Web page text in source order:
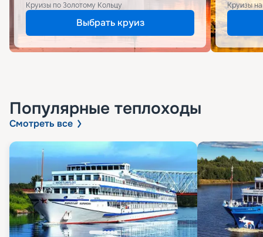
Круизы по Золотому Кольцу
Выбрать круиз
Круизы
Популярные теплоходы
Смотреть все